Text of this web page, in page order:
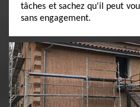
tâches et sachez qu'il peut
sans engagement.